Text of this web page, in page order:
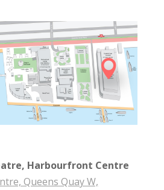

Harbourfront Centre
Queens Quay W,